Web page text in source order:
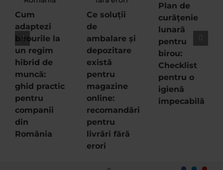
Cum
adaptezi
birourile la
un regim
hibrid de
muncă:
ghid practic
pentru
companii
din
România
Ce soluții
de
ambalare și
depozitare
există
pentru
magazine
online:
recomandări
pentru
livrări fără
erori
Plan de
curățenie
lunară
pentru
birou:
Checklist
pentru o
igienă
impecabilă